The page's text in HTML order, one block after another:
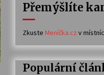
Přemýšlíte
Zkuste Meníčka.cz v
Populární